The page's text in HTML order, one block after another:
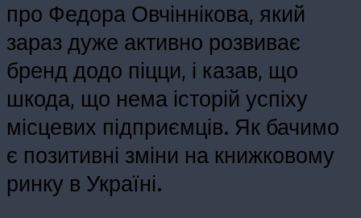
про Федора Овчіннікова, який
зараз дуже активно розвиває
бренд додо піцци, і казав, що
шкода, що нема історій успіху
місцевих підприємців. Як бачимо
є позитивні зміни на книжковому
ринку в Україні.